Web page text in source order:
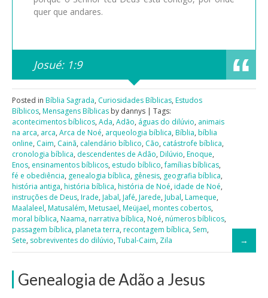
quer que andares.
Josué: 1:9
Posted in Bíblia Sagrada, Curiosidades Bíblicas, Estudos
Bíblicos, Mensagens Bíblicas by dannys | Tags:
acontecimentos bíblicos, Ada, Adão, águas do dilúvio, animais
na arca, arca, Arca de Noé, arqueologia bíblica, Bíblia, bíblia
online, Caim, Cainã, calendário bíblico, Cão, catástrofe bíblica,
cronologia bíblica, descendentes de Adão, Dilúvio, Enoque,
Enos, ensinamentos bíblicos, estudo bíblico,famílias bíblicas,
fé e obediência, genealogia bíblica, gênesis, geografia bíblica,
história antiga, história bíblica, história de Noé, idade de Noé,
instruções de Deus, Irade, Jabal, Jafé, Jarede, Jubal, Lameque,
Maalaleel, Matusalém, Metusael, Meüjael, montes cobertos,
moral bíblica, Naama, narrativa bíblica, Noé, números bíblicos,
passagem bíblica, planeta terra, recontagem bíblica, Sem,
Sete, sobreviventes do dilúvio, Tubal-Caim, Zila
Genealogia de Adão a Jesus